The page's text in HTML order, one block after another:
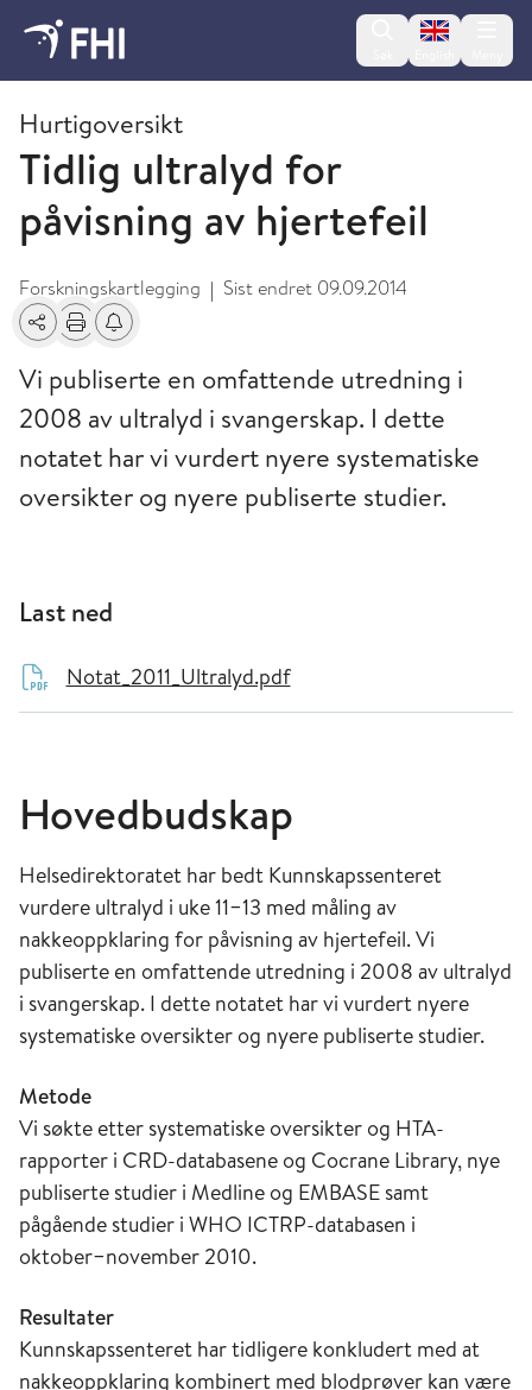
Change
2011 - publikasjoner fra FHI
Hurtigoversikt
Tidlig ultralyd for
påvisning av hjertefeil
Forskningskartlegging | Sist endret 09.09.2014
Del Skriv utFå varsel om endringer
Vi publiserte en omfattende utredning i
2008 av ultralyd i svangerskap. I dette
notatet har vi vurdert nyere systematiske
oversikter og nyere publiserte studier.
Last ned
Notat_2011_Ultralyd.pdf
Hovedbudskap
Helsedirektoratet har bedt Kunnskapssenteret
vurdere ultralyd i uke 11−13 med måling av
nakkeoppklaring for påvisning av hjertefeil. Vi
publiserte en omfattende utredning i 2008 av ultralyd
i svangerskap. I dette notatet har vi vurdert nyere
systematiske oversikter og nyere publiserte studier.
Metode
Vi søkte etter systematiske oversikter og HTA-
rapporter i CRD-databasene og Cocrane Library, nye
publiserte studier i Medline og EMBASE samt
pågående studier i WHO ICTRP-databasen i
oktober−november 2010.
Resultater
Kunnskapssenteret har tidligere konkludert med at
nakkeoppklaring kombinert med blodprøver kan være